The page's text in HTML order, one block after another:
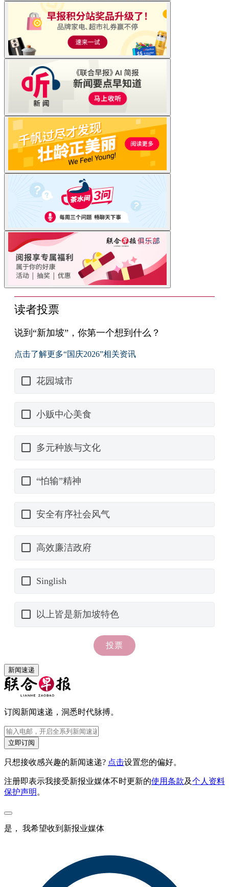
新闻速递
订阅新闻速递，洞悉时代脉搏。
立即订阅
只想接收感兴趣的新闻速递? 点击设置您的偏好。
注册即表示我接受新报业媒体不时更新的使用条款及个人资料
保护声明 。
是， 我希望收到新报业媒体